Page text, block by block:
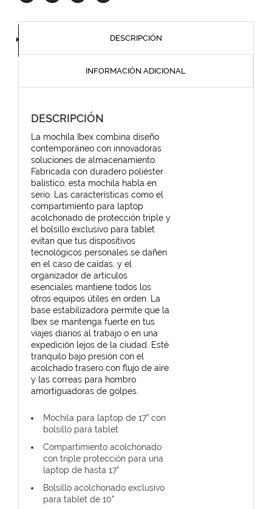
DESCRIPCIÓN
INFORMACIÓN ADICIONAL
DESCRIPCIÓN
La mochila Ibex combina diseño
contemporáneo con innovadoras
soluciones de almacenamiento.
Fabricada con duradero poliéster
balístico, esta mochila habla en
serio. Las características como el
compartimiento para laptop
acolchonado de protección triple y
el bolsillo exclusivo para tablet
evitan que tus dispositivos
tecnológicos personales se dañen
en el caso de caídas, y el
organizador de artículos
esenciales mantiene todos los
otros equipos útiles en orden. La
base estabilizadora permite que la
Ibex se mantenga fuerte en tus
viajes diarios al trabajo o en una
expedición lejos de la ciudad. Esté
tranquilo bajo presión con el
acolchado trasero con flujo de aire
y las correas para hombro
amortiguadoras de golpes.
Mochila para laptop de 17” con
bolsillo para tablet
Compartimiento acolchonado
con triple protección para una
laptop de hasta 17”
Bolsillo acolchonado exclusivo
para tablet de 10”